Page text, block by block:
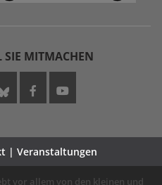
SIE MITMACHEN
| Veranstaltungen
vor allem von den kleinen und